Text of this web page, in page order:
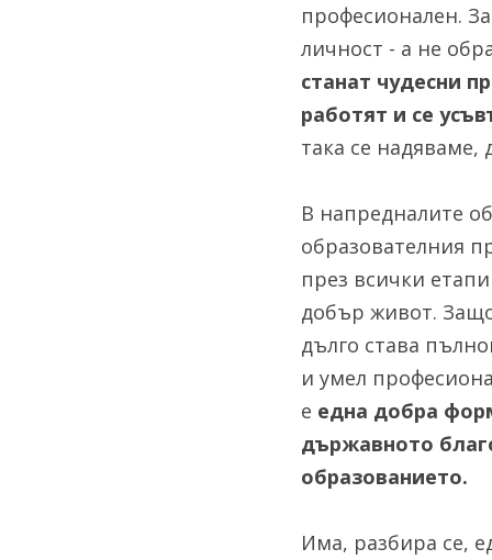
професионален.
личност - а не
станат чудесни
работят и се
така се
В напредналите
образователния
през всички
добър живот.
дълго става
и умел
е една добра
държавното
образованието.
Има, разбира се,